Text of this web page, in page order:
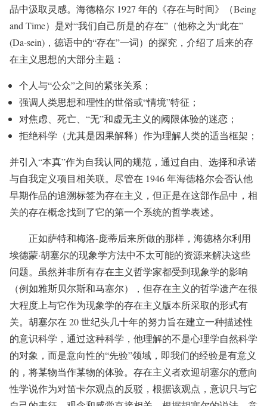
品中汲取灵感。海德格尔 1927 年的《存在与时间》（Being
and Time）是对“我们自己所是的存在”（他称之为“此在”
(Da-sein)，德语中的“存在”一词）的探究，介绍了后来的存
在主义思想的大部分主题：
个人与“公众”之间的紧张关系；
强调人类思想和理性的世俗或“情境”特征；
对焦虑、死亡、“无”和虚无主义的阈限体验的迷恋；
拒绝科学（尤其是因果解释）作为理解人类的适当框架；
并引入“本真”作为自我认同的规范，通过自由、选择和承诺
与自我定义项目相关联。尽管在 1946 年海德格尔会否认他
早期作品的追溯标签为存在主义，但正是在这部作品中，相
关的存在概念找到了它的第一个系统的哲学表述。
正如萨特和梅洛-庞蒂后来所做的那样，海德格尔利用
埃德蒙·胡塞尔的现象学方法中不太可能的资源来解决这些
问题。虽然并非所有存在主义哲学家都受到现象学的影响
（例如雅斯贝尔斯和马塞尔），但存在主义的哲学遗产在很
大程度上与它作为现象学的存在主义版本所采取的形式有
关。胡塞尔在 20 世纪头几十年的努力旨在建立一种描述性
的意识科学，通过这种科学，他理解的不是心理学自然科学
的对象，而是意向性的“先验”领域，即我们的经验是有意义
的，将某物当作某物的体验。存在主义者欢迎胡塞尔的意向
性学说作为对笛卡尔观点的反驳，根据该观点，意识只与它